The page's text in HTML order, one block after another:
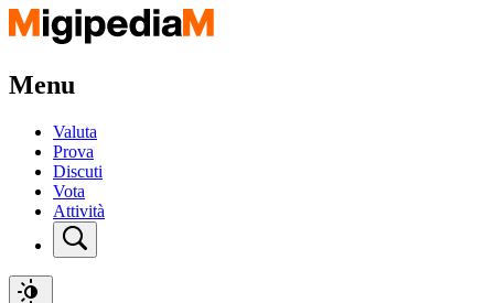
Menu
Valuta
Prova
Discuti
Vota
Attività